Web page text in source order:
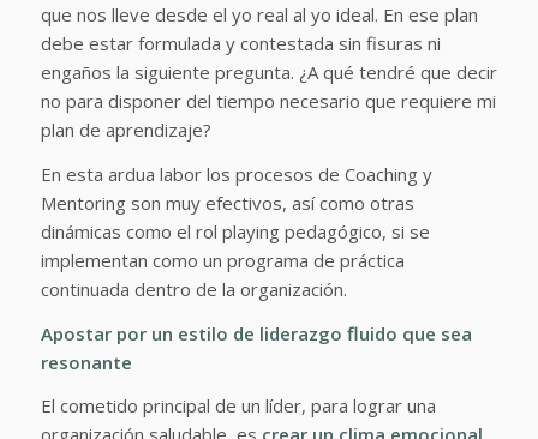
que nos lleve desde el yo real al yo ideal. En ese plan
debe estar formulada y contestada sin fisuras ni
engaños la siguiente pregunta. ¿A qué tendré que decir
no para disponer del tiempo necesario que requiere mi
plan de aprendizaje?
En esta ardua labor los procesos de Coaching y
Mentoring son muy efectivos, así como otras
dinámicas como el rol playing pedagógico, si se
implementan como un programa de práctica
continuada dentro de la organización.
Apostar por un estilo de liderazgo fluido que sea
resonante
El cometido principal de un líder, para lograr una